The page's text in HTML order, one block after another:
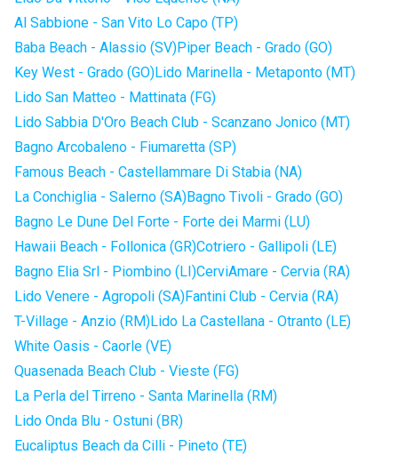
Al Sabbione - San Vito Lo Capo (TP)
Baba Beach - Alassio (SV)Piper Beach - Grado (GO)
Key West - Grado (GO)Lido Marinella - Metaponto (MT)
Lido San Matteo - Mattinata (FG)
Lido Sabbia D'Oro Beach Club - Scanzano Jonico (MT)
Bagno Arcobaleno - Fiumaretta (SP)
Famous Beach - Castellammare Di Stabia (NA)
La Conchiglia - Salerno (SA)Bagno Tivoli - Grado (GO)
Bagno Le Dune Del Forte - Forte dei Marmi (LU)
Hawaii Beach - Follonica (GR)Cotriero - Gallipoli (LE)
Bagno Elia Srl - Piombino (LI)CerviAmare - Cervia (RA)
Lido Venere - Agropoli (SA)Fantini Club - Cervia (RA)
T-Village - Anzio (RM)Lido La Castellana - Otranto (LE)
White Oasis - Caorle (VE)
Quasenada Beach Club - Vieste (FG)
La Perla del Tirreno - Santa Marinella (RM)
Lido Onda Blu - Ostuni (BR)
Eucaliptus Beach da Cilli - Pineto (TE)